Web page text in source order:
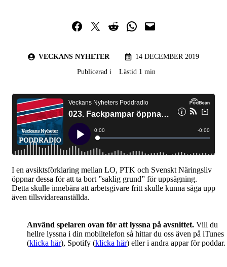
Dela på Facebook
Dela på TwitterDela på RedditDela i WhatsApp
Maila en länk
VECKANS NYHETER
14 DECEMBER 2019
Publicerad i
Lästid 1 min
I en avsiktsförklaring mellan LO, PTK och Svenskt Näringsliv
öppnar dessa för att ta bort ”saklig grund” för uppsägning.
Detta skulle innebära att arbetsgivare fritt skulle kunna säga upp
även tillsvidareanställda.
Använd spelaren ovan för att lyssna på avsnittet. Vill du
hellre lyssna i din mobiltelefon så hittar du oss även på iTunes
(klicka här), Spotify (klicka här) eller i andra appar för poddar.